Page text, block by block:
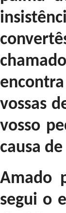
vossas
vosso
causa
Amado
segui o